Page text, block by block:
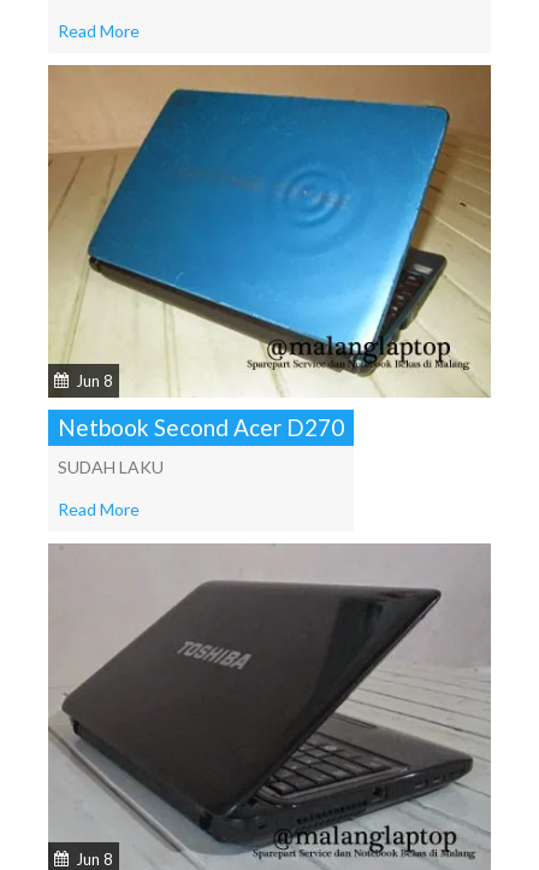
Read More
Jun 8
Netbook Second Acer D270
SUDAH LAKU
Read More
Jun 8